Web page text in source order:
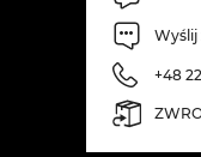
Wyślij
+48